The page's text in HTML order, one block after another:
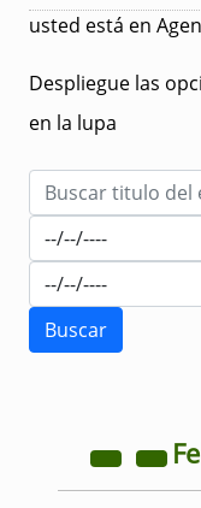
usted está en
Despliegue las
en la lupa